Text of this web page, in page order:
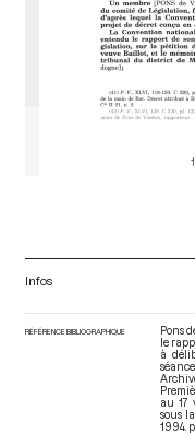
Infos
RÉFÉRENCE BIBLIOGRAPHIQUE
Pons
le
à
au 17
sous
1994.